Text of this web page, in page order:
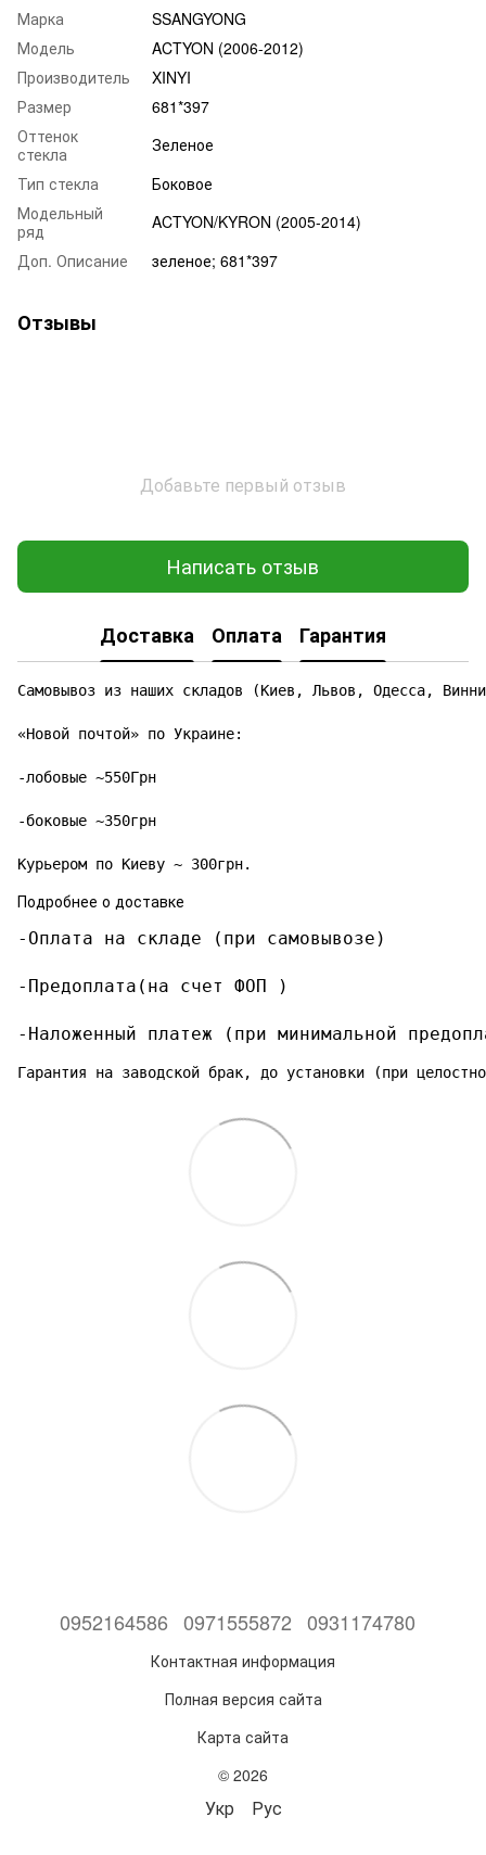
Марка
SSANGYONG
Модель
ACTYON (2006-2012)
Производитель
XINYI
Размер
681*397
Оттенок
стекла
Зеленое
Тип стекла
Боковое
Модельный
ряд
ACTYON/KYRON (2005-2014)
Доп. Описание
зеленое; 681*397
Отзывы
Добавьте первый отзыв
Написать отзыв
Доставка Оплата Гарантия
Самовывоз из наших складов (Киев, Львов, Одесса,
«Новой почтой» по Украине:
-лобовые ~550Грн
-боковые ~350грн
Курьером по Киеву ~ 300грн.
Подробнее о доставке
-Оплата на складе (при самовывозе)
-Предоплата(на счет ФОП )
-Наложенный платеж (при минимальной
Гарантия на заводской брак, до установки (при
0952164586 0971555872 0931174780
Контактная информация
Полная версия сайта
Карта сайта
© 2026
Укр Рус